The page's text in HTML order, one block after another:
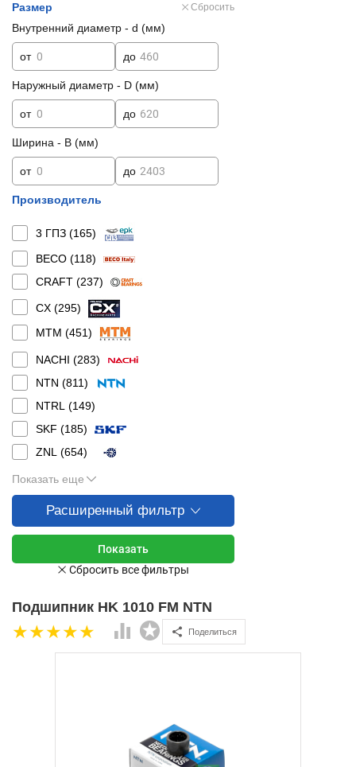
Размер Сбросить
Внутренний диаметр - d (мм)
от до
Наружный диаметр - D (мм)
от до
Ширина - B (мм)
от до
Производитель
3 ГПЗ (165)
BECO (118)
CRAFT (237)
CX (295)
MTM (451)
NACHI (283)
NTN (811)
NTRL (149)
SKF (185)
ZNL (654)
Показать еще
Расширенный фильтр
Подшипник HK 1010 FM NTN
Поделиться